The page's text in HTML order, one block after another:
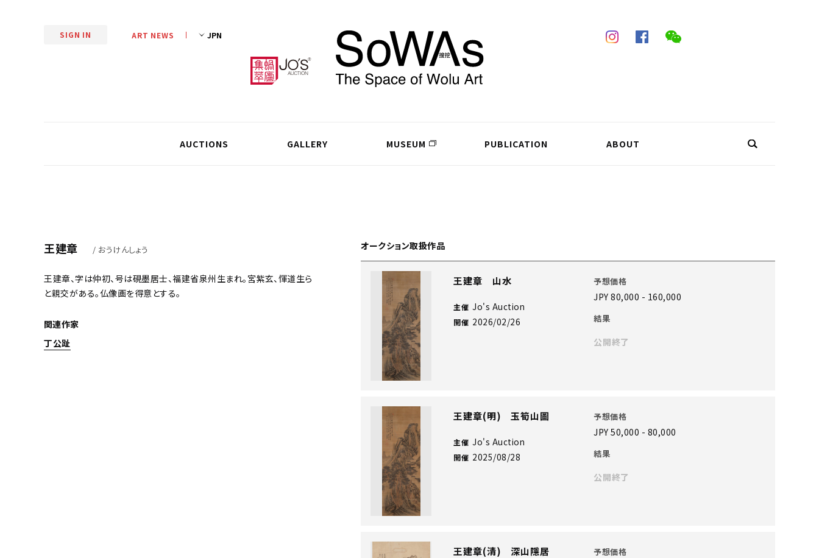
SIGN IN ART NEWS
AUCTIONS GALLERY MUSEUM PUBLICATION ABOUT
王建章 / おうけんしょう
王建章、字は仲初、号は硯墨居士、福建省泉州生まれ。宮紫玄、惲道生ら
と親交がある。仏像画を得意とする。
関連作家
丁公趾
オークション取扱作品
王建章 山水
主催 Jo's Auction
開催 2026/02/26
予想価格
JPY 80,000 - 160,000
結果
公開終了
王建章(明) 玉筍山圖
主催 Jo's Auction
開催 2025/08/28
予想価格
JPY 50,000 - 80,000
結果
公開終了
王建章(清) 深山隱居 予想価格